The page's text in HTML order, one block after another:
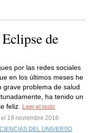
de
por las redes sociales
en los últimos meses he
grave problema de salud
ha tenido un
feliz.
Leer el resto
19 noviembre 2018
CIENCIAS DEL UNIVERSO